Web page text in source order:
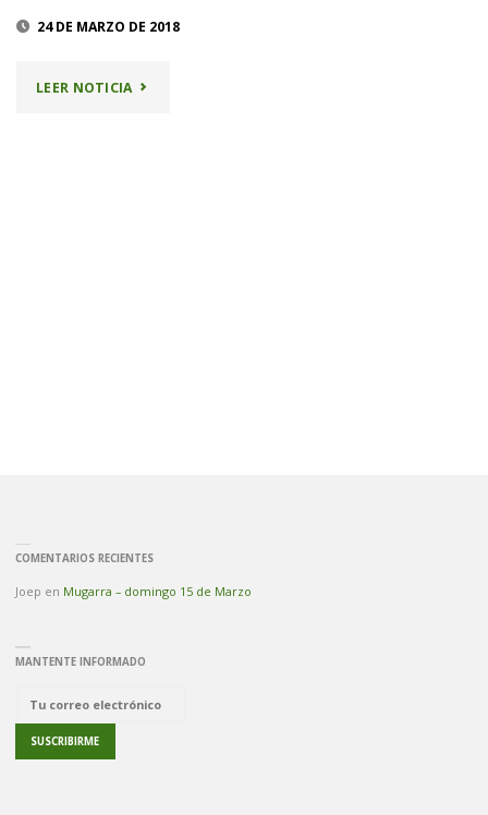
24 DE MARZO DE 2018
LEER NOTICIA"SALIDA
COMENTARIOS RECIENTES
Joep en Mugarra – domingo 15 de Marzo
MANTENTE INFORMADO